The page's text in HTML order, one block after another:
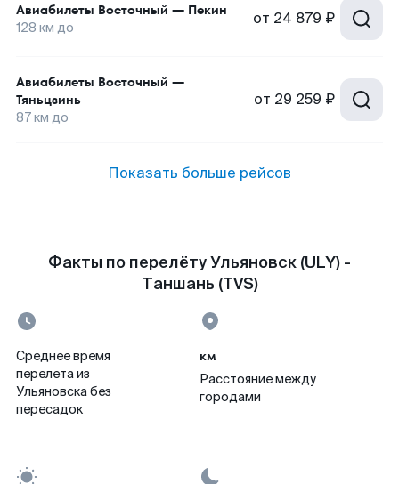
Авиабилеты Восточный — Пекин
128 км до от 24 879 ₽
Авиабилеты Восточный —
Тяньцзинь
87км до
от 29 259 ₽
Показать больше рейсов
Факты по перелёту Ульяновск (ULY) -
Таншань (TVS)
Среднее время
перелета из
Ульяновска без
пересадок
км
Расстояние между
городами